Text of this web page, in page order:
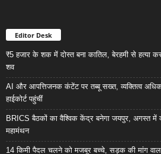
Editor Desk
₹5 हजार के शक में दोस्त बना कातिल, बेरहमी से हत्या
शव
AI और आपत्तिजनक कंटेंट पर तब्बू सख्त, व्यक्तित्व
हाईकोर्ट पहुंचीं
BRICS बैठकों का वैश्विक केंद्र बनेगा जयपुर, अगस्त में
महामंथन
14 किमी पैदल चलने को मजबूर बच्चे, सड़क की मांग वाला